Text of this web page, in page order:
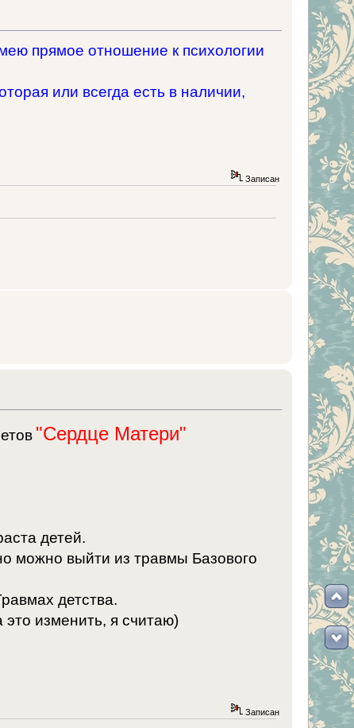
прямое отношение к психологии
или всегда есть в наличии,
Записан
"Сердце Матери"
детей.
можно выйти из травмы Базового
детства.
изменить, я считаю)
Записан